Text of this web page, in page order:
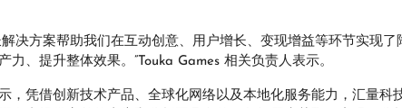
解决方案帮助我们在互动创意、用户增长、变现增益等环节实现
力、提升整体效果。”Touka Games 相关负责人表示。
，凭借创新技术产品、全球化网络以及本地化服务能力，汇量科